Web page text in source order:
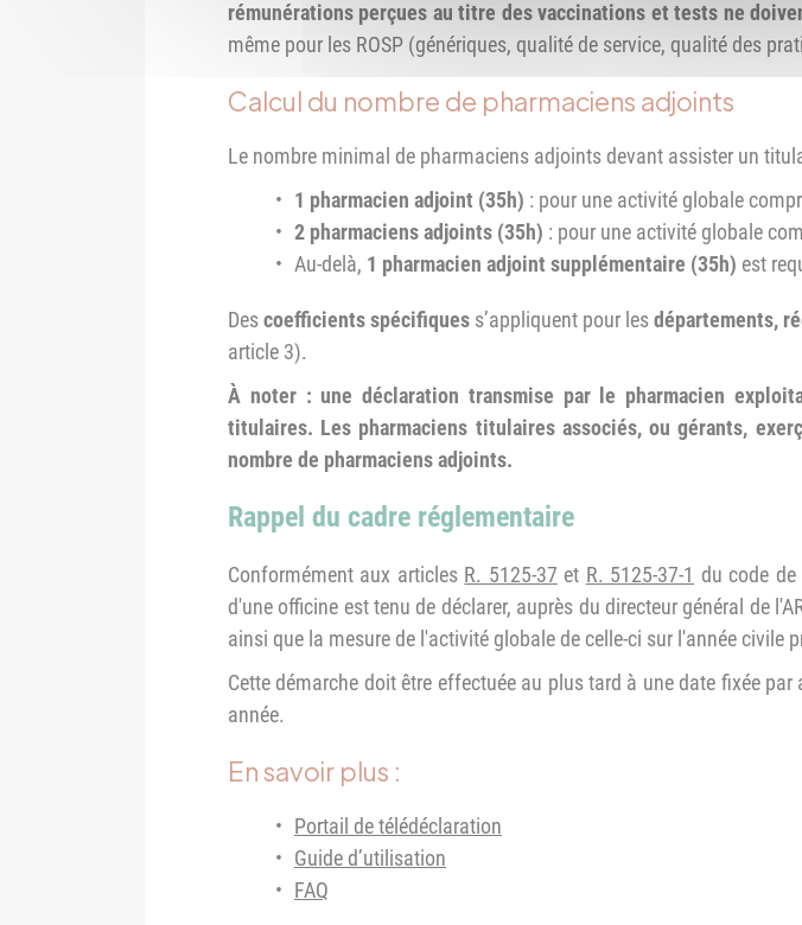
rémunérations perçues au titre des vaccinations et tests ne
même pour les ROSP (génériques, qualité de service, qualité des
Calcul du nombre de pharmaciens adjoints
Le nombre minimal de pharmaciens adjoints devant assister un
1 pharmacien adjoint (35h) : pour une activité globale
2 pharmaciens adjoints (35h) : pour une activité globale
Au-delà, 1 pharmacien adjoint supplémentaire (35h) est
Descoefficients spécifiques s’appliquent pour lesdépartements,
article 3).
À noter : une déclaration transmise par le pharmacien
titulaires. Les pharmaciens titulaires associés, ou gérants,
nombre de pharmaciens adjoints.
Rappel du cadre réglementaire
Conformément aux articles R. 5125-37 et R. 5125-37-1 du code
d'une officine est tenu de déclarer, auprès du directeur général de
ainsi que la mesure de l'activité globale de celle-ci sur l'année civile
Cette démarche doit être effectuée au plus tard à une date fixée
année.
En savoir plus :
Portail de télédéclaration
Guide d’utilisation
FAQ